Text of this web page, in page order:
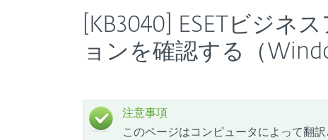
[KB3040] ESETビジネ
ョンを確認する（
注意事項
このページはコンピュータによって翻